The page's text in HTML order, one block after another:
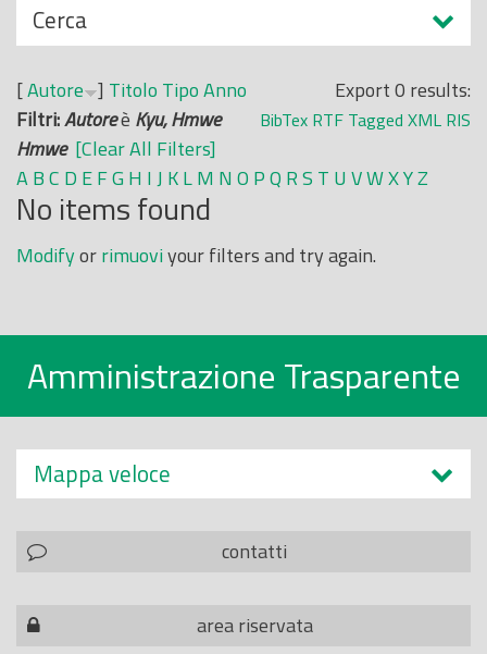
N
a
s
c
o
n
d
i
Cerca
Export 0 results:
BibTex RTF Tagged XML RIS
[Autore ] Titolo TipoAnno
Filtri:Autoreè Kyu, Hmwe
Hmwe [Clear All Filters]
ABC D EFG H IJ KLM N O PQ RS T U VWXYZ
No items found
Modifyorrimuoviyour filters and try again.
Amministrazione Trasparente
Mappa veloce
contatti
area riservata